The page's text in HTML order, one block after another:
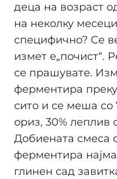
деца на возраст
на неколку
специфично? Се
измет е„почист“.
се прашувате.
ферментира
сито и се меша со
ориз, 30% леплив
Добиената смеса
ферментира
глинен сад